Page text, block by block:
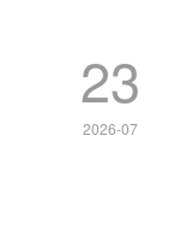
23
2026-07